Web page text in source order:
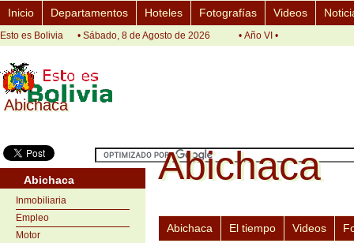
Abichaca
Abichaca
Inicio Departamentos Hoteles Fotografías Videos
Esto es Bolivia • Sábado, 8 de Agosto de 2026 • Año VI •
Abichaca
Inmobiliaria
Empleo
Motor
Abichaca
Abichaca
Abichaca El tiempo Videos